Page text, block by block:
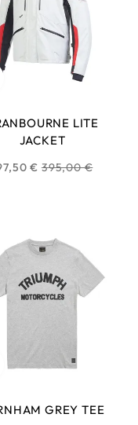
LITE
JACKET
€ Prix
395,00 €
GREY TEE